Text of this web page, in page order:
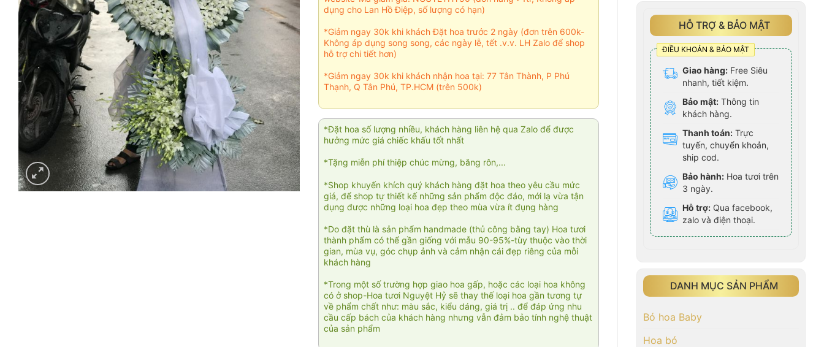
HỖ TRỢ & BẢO MẬT
ĐIỀU KHOẢN & BẢO MẬT
Giao hàng: Free Siêu
nhanh, tiết kiệm.
Bảo mật: Thông tin
khách hàng.
Thanh toán: Trực
tuyến, chuyển khoản,
ship cod.
Bảo hành: Hoa tươi trên
3 ngày.
Hỗ trợ: Qua facebook,
zalo và điện thoại.
DANH MỤC SẢN PHẨM
Bó hoa Baby
Hoa bó
dụng cho Lan Hồ Điệp, số lượng có hạn)
*Giảm ngay 30k khi khách Đặt hoa trước 2 ngày (đơn trên 600k-
Không áp dụng song song, các ngày lễ, tết .v.v. LH Zalo để shop
hỗ trợ chi tiết hơn)
*Giảm ngay 30k khi khách nhận hoa tại: 77 Tân Thành, P Phú
Thạnh, Q Tân Phú, TP.HCM (trên 500k)
*Đặt hoa số lượng nhiều, khách hàng liên hệ qua Zalo để được
hưởng mức giá chiếc khấu tốt nhất
*Tặng miễn phí thiệp chúc mừng, băng rôn,...
*Shop khuyến khích quý khách hàng đặt hoa theo yêu cầu mức
giá, để shop tự thiết kế những sản phẩm độc đáo, mới lạ vừa tận
dụng được những loại hoa đẹp theo mùa vừa ít đụng hàng
*Do đặt thù là sản phẩm handmade (thủ công bằng tay) Hoa tươi
thành phẩm có thể gần giống với mẫu 90-95%-tùy thuộc vào thời
gian, mùa vụ, góc chụp ảnh và cảm nhận cái đẹp riêng của mỗi
khách hàng
*Trong một số trường hợp giao hoa gấp, hoặc các loại hoa không
có ở shop-Hoa tươi Nguyệt Hỷ sẽ thay thế loại hoa gần tương tự
về phẩm chất như: màu sắc, kiểu dáng, giá trị .. để đáp ứng nhu
cầu cấp bách của khách hàng nhưng vẫn đảm bảo tính nghệ thuật
của sản phẩm